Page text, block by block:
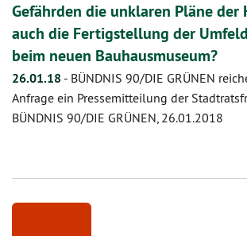
Gefährden die unklaren Pläne der
auch die Fertigstellung der
beim neuen Bauhausmuseum?
26.01.18 - BÜNDNIS 90/DIE GRÜNEN
Anfrage ein Pressemitteilung der
BÜNDNIS 90/DIE GRÜNEN, 26.01.2018